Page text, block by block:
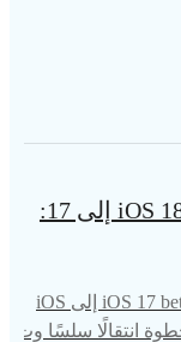
كيفية الرجوع إلى إصدار أقدم من iOS 18 إلى 17:
اكتشف كيفية الرجوع إلى إصدار أقدم من iOS 17 beta إلى iOS
انتقالًا سلسًا وت